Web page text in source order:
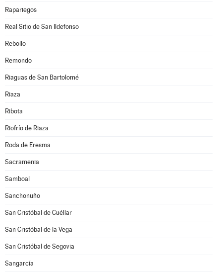
Rapariegos
Real Sitio de San Ildefonso
Rebollo
Remondo
Riaguas de San Bartolomé
Riaza
Ribota
Riofrío de Riaza
Roda de Eresma
Sacramenia
Samboal
Sanchonuño
San Cristóbal de Cuéllar
San Cristóbal de la Vega
San Cristóbal de Segovia
Sangarcía